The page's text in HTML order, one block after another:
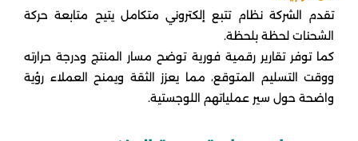
تقدم الشركة نظام تتبع إلكتروني متكامل يتيح متابعة حركة
الشحنات لحظة بلحظة.
كما توفر تقارير رقمية فورية توضح مسار المنتج ودرجة حرارته
ووقت التسليم المتوقع، مما يعزز الثقة ويمنح العملاء رؤية
واضحة حول سير عملياتهم اللوجستية.